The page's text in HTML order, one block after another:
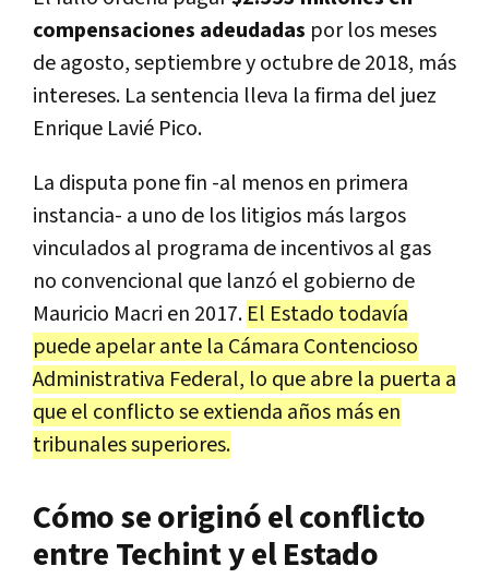
compensaciones adeudadas por los meses
de agosto, septiembre y octubre de 2018, más
intereses. La sentencia lleva la firma del juez
Enrique Lavié Pico.
La disputa pone fin -al menos en primera
instancia- a uno de los litigios más largos
vinculados al programa de incentivos al gas
no convencional que lanzó el gobierno de
Mauricio Macri en 2017. El Estado todavía
puede apelar ante la Cámara Contencioso
Administrativa Federal, lo que abre la puerta a
que el conflicto se extienda años más en
tribunales superiores.
Cómo se originó el conflicto
entre Techint y el Estado